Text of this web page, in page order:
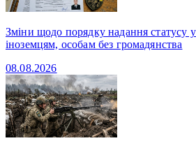
Зміни щодо порядку надання статусу
іноземцям, особам без громадянства
08.08.2026